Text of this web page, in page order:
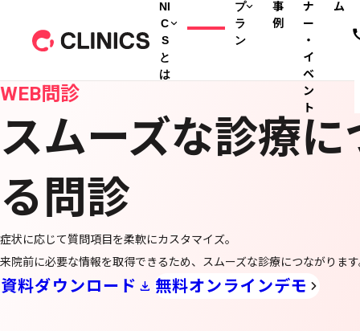
NI
C
S
と
は
プ
ラ
ン
事
例
ナ
ー
・
イ
ベ
ン
ト
ム
WEB問診
スムーズな診療に
る問診
症状に応じて質問項目を柔軟にカスタマイズ。
来院前に必要な情報を取得できるため、スムーズな診療につながりま
資料ダウンロード 無料オンラインデモ